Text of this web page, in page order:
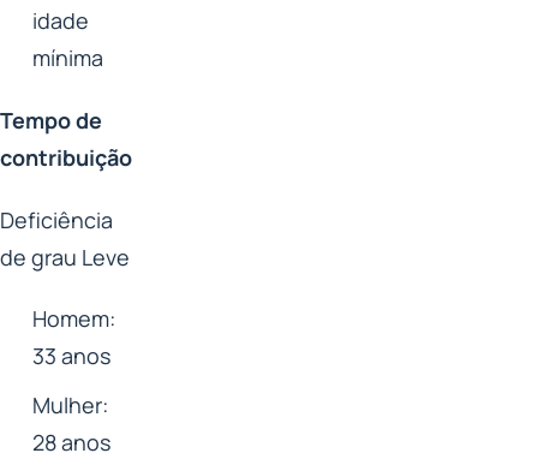
idade
mínima
Tempo de
contribuição
Deficiência
de grau Leve
Homem:
33 anos
Mulher:
28 anos